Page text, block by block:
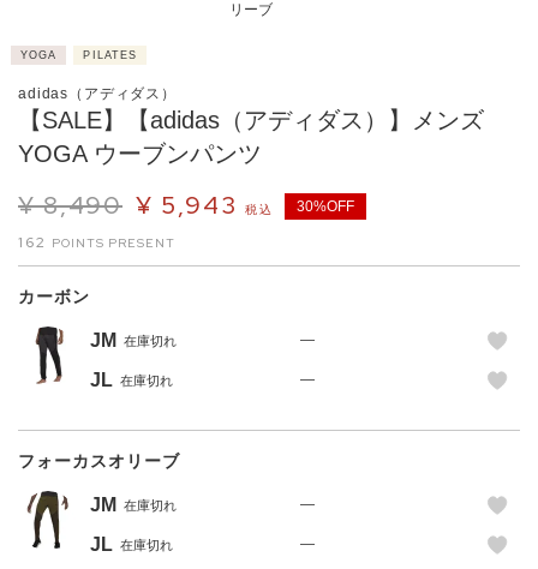
リーブ
YOGA PILATES
adidas（アディダス）
【SALE】【adidas（アディダス）】メンズ
YOGA ウーブンパンツ
¥ 8,490 ¥ 5,943 税込 30%OFF
162
カーボン
JM 在庫切れ —
JL 在庫切れ —
フォーカスオリーブ
JM 在庫切れ —
JL 在庫切れ —